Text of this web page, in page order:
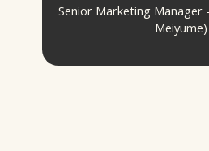
Senior Marketing Manager
Meiyume)